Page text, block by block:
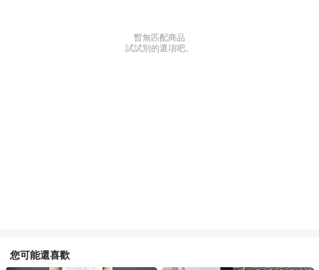
暫無匹配商品
試試別的選項吧。
您可能還喜歡